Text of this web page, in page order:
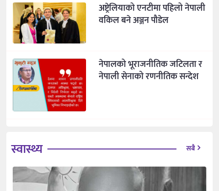
अष्ट्रेलियाको एनटीमा पहिलो नेपाली
वकिल बने अञ्जन पौडेल
नेपालको भूराजनीतिक जटिलता र
नेपाली सेनाको रणनीतिक सन्देश
स्वास्थ्य सबै